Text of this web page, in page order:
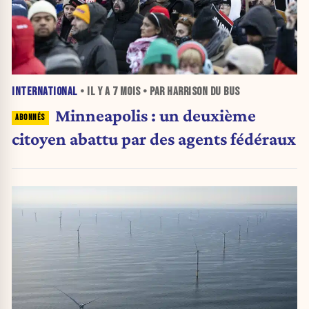
INTERNATIONAL • IL Y A 7 MOIS• PAR HARRISON DU BUS
Minneapolis : un deuxième
citoyen abattu par des agents fédéraux